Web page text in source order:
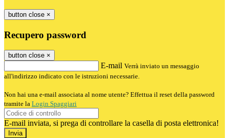
button close ×
Recupero password
button close ×
E-mail Verrà inviato un messaggio
all'indirizzo indicato con le istruzioni necessarie.
Non hai una e-mail associata al nome utente? Effettua il reset della password
tramite la Login Spaggiari
E-mail inviata, si prega di controllare la casella di posta elettronica!